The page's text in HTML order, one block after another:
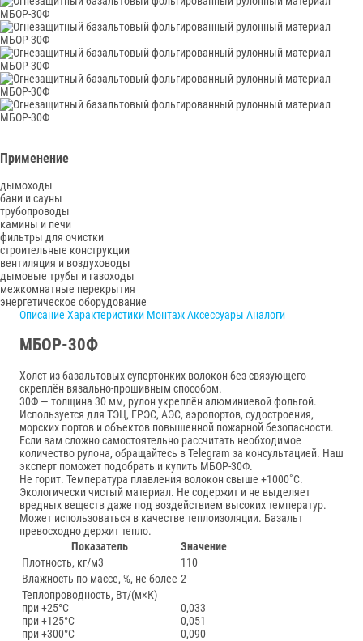
Применение
дымоходы
бани и сауны
трубопроводы
камины и печи
фильтры для очистки
строительные конструкции
вентиляция и воздуховоды
дымовые трубы и газоходы
межкомнатные перекрытия
энергетическое оборудование
Описание Характеристики МонтажАксессуары Аналоги
МБОР-30Ф
Холст из базальтовых супертонких волокон без связующего
скреплён вязально-прошивным способом.
30Ф — толщина 30 мм, рулон укреплён алюминиевой фольгой.
Используется для ТЭЦ, ГРЭС, АЭС, аэропортов, судостроения,
морских портов и объектов повышенной пожарной безопасности.
Если вам сложно самостоятельно рассчитать необходимое
количество рулона, обращайтесь в Telegram за консультацией. Наш
эксперт поможет подобрать и купить МБОР-30Ф.
Не горит. Температура плавления волокон свыше +1000˚С.
Экологически чистый материал. Не содержит и не выделяет
вредных веществ даже под воздействием высоких температур.
Может использоваться в качестве теплоизоляции. Базальт
превосходно держит тепло.
Показатель
Значение
Плотность, кг/м3
110
Влажность по массе, %, не более 2
Теплопроводность, Вт/(м×К)
при +25°С
при +125°С
при +300°С
0,033
0,051
0,090